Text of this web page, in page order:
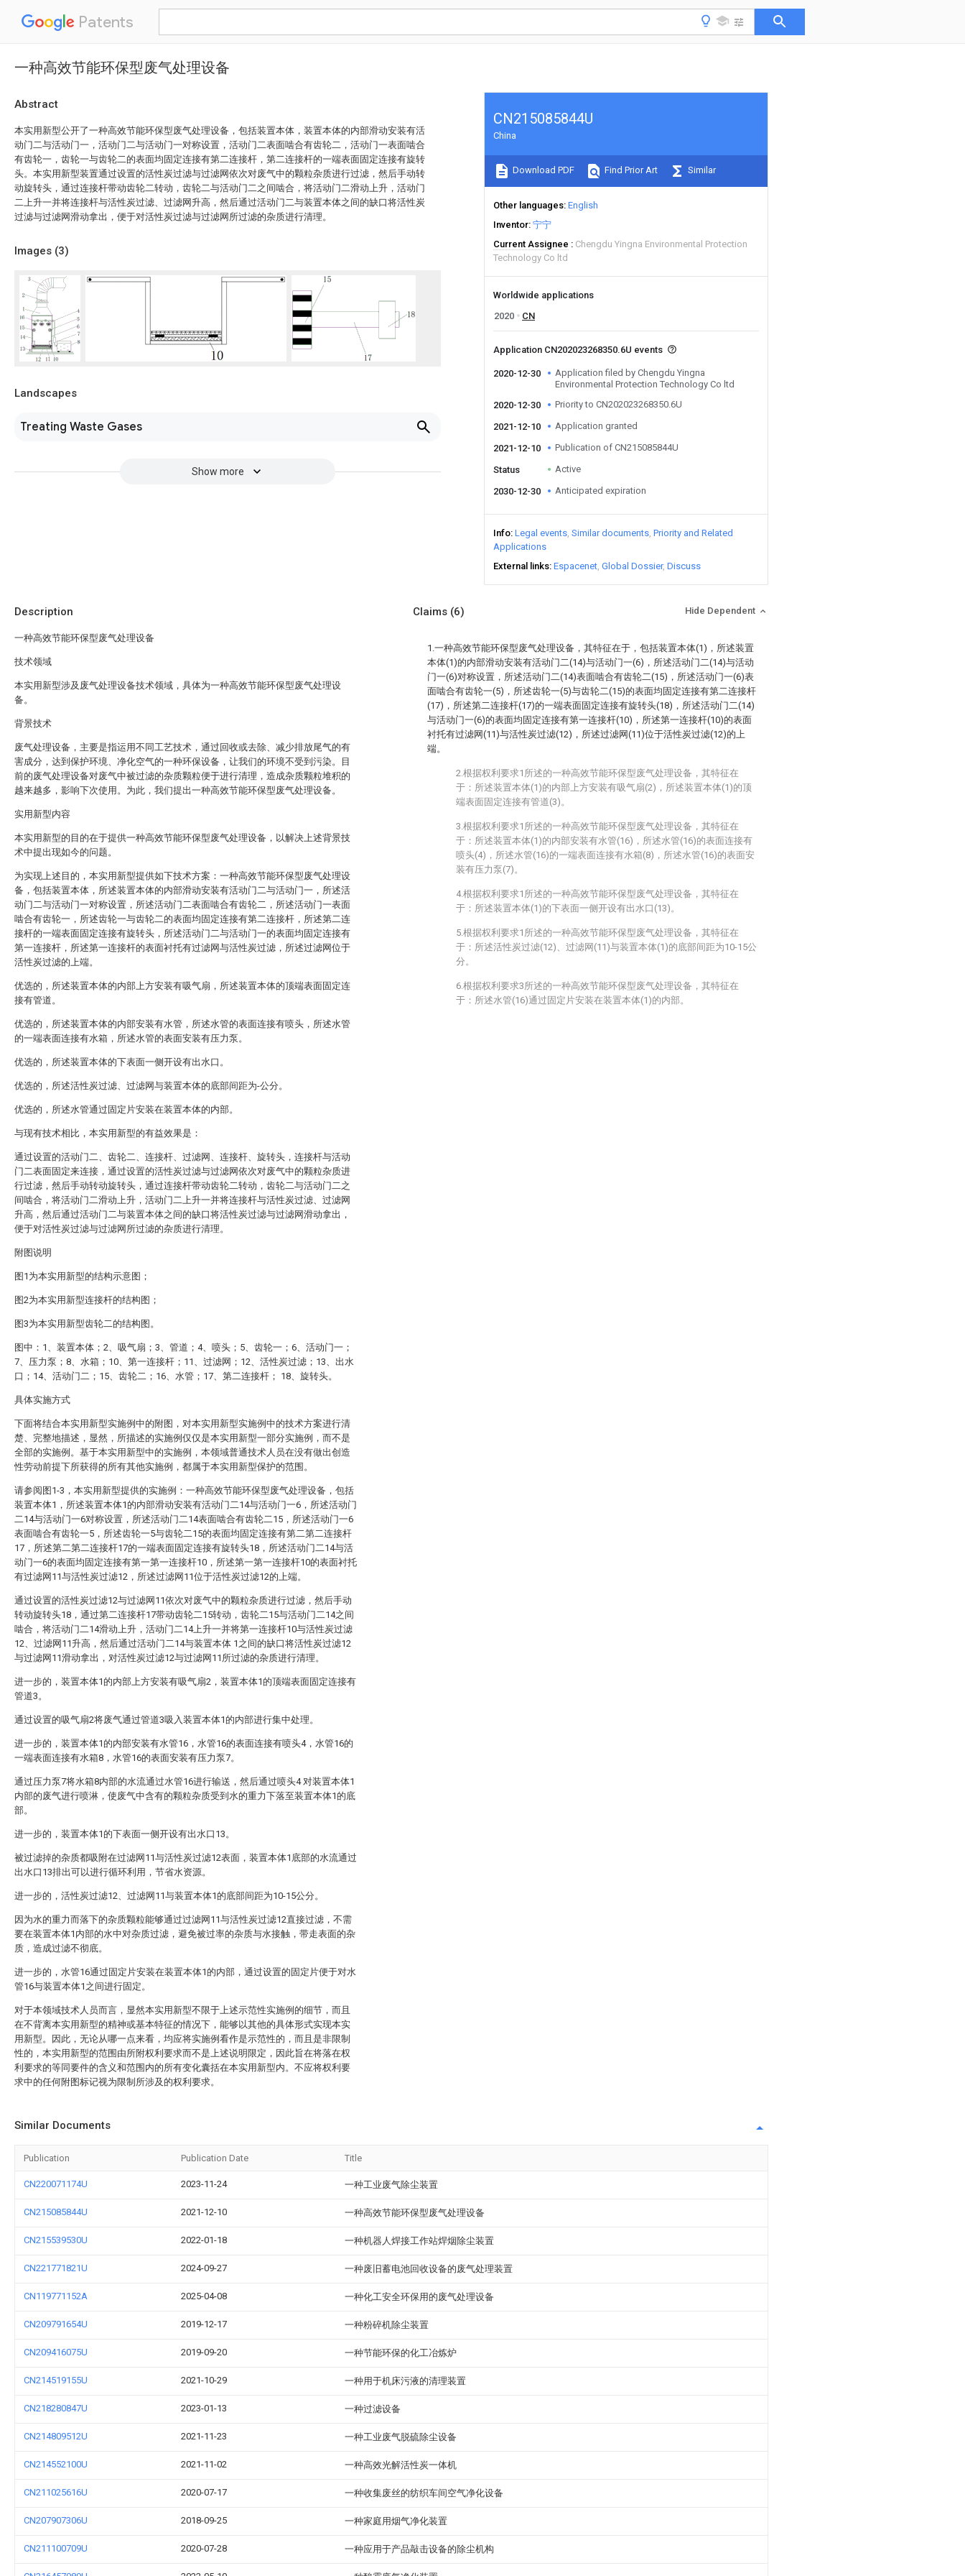
Patents
一种高效节能环保型废气处理设备
Abstract
本实用新型公开了一种高效节能环保型废气处理设备，包括装置本体，装置本体的内部滑动安装有活
动门二与活动门一，活动门二与活动门一对称设置，活动门二表面啮合有齿轮二，活动门一表面啮合
有齿轮一，齿轮一与齿轮二的表面均固定连接有第二连接杆，第二连接杆的一端表面固定连接有旋转
头。本实用新型装置通过设置的活性炭过滤与过滤网依次对废气中的颗粒杂质进行过滤，然后手动转
动旋转头，通过连接杆带动齿轮二转动，齿轮二与活动门二之间啮合，将活动门二滑动上升，活动门
二上升一并将连接杆与活性炭过滤、过滤网升高，然后通过活动门二与装置本体之间的缺口将活性炭
过滤与过滤网滑动拿出，便于对活性炭过滤与过滤网所过滤的杂质进行清理。
Images (3)
Landscapes
Treating Waste Gases
Show more
CN215085844U
China
Download PDF Find Prior Art Similar
Other languages English
Inventor 宁宁
Current Assignee
Chengdu Yingna Environmental Protection
Technology Co ltd
Worldwide applications
2020
CN
Application CN202023268350.6U events
2020-12-30
Application filed by Chengdu Yingna
Environmental Protection Technology Co ltd
2020-12-30
Priority to CN202023268350.6U
2021-12-10 Application granted
2021-12-10 Publication of CN215085844U
Status Active
2030-12-30 Anticipated expiration
Info Legal events Similar documents Priority and Related
Applications
External links Espacenet Global Dossier Discuss
Description
一种高效节能环保型废气处理设备
技术领域
本实用新型涉及废气处理设备技术领域，具体为一种高效节能环保型废气处理设
备。
背景技术
废气处理设备，主要是指运用不同工艺技术，通过回收或去除、减少排放尾气的有
害成分，达到保护环境、净化空气的一种环保设备，让我们的环境不受到污染。目
前的废气处理设备对废气中被过滤的杂质颗粒便于进行清理，造成杂质颗粒堆积的
越来越多，影响下次使用。为此，我们提出一种高效节能环保型废气处理设备。
实用新型内容
本实用新型的目的在于提供一种高效节能环保型废气处理设备，以解决上述背景技
术中提出现如今的问题。
为实现上述目的，本实用新型提供如下技术方案：一种高效节能环保型废气处理设
备，包括装置本体，所述装置本体的内部滑动安装有活动门二与活动门一，所述活
动门二与活动门一对称设置，所述活动门二表面啮合有齿轮二，所述活动门一表面
啮合有齿轮一，所述齿轮一与齿轮二的表面均固定连接有第二连接杆，所述第二连
接杆的一端表面固定连接有旋转头，所述活动门二与活动门一的表面均固定连接有
第一连接杆，所述第一连接杆的表面衬托有过滤网与活性炭过滤，所述过滤网位于
活性炭过滤的上端。
优选的，所述装置本体的内部上方安装有吸气扇，所述装置本体的顶端表面固定连
接有管道。
优选的，所述装置本体的内部安装有水管，所述水管的表面连接有喷头，所述水管
的一端表面连接有水箱，所述水管的表面安装有压力泵。
优选的，所述装置本体的下表面一侧开设有出水口。
优选的，所述活性炭过滤、过滤网与装置本体的底部间距为-公分。
优选的，所述水管通过固定片安装在装置本体的内部。
与现有技术相比，本实用新型的有益效果是：
通过设置的活动门二、齿轮二、连接杆、过滤网、连接杆、旋转头，连接杆与活动
门二表面固定来连接，通过设置的活性炭过滤与过滤网依次对废气中的颗粒杂质进
行过滤，然后手动转动旋转头，通过连接杆带动齿轮二转动，齿轮二与活动门二之
间啮合，将活动门二滑动上升，活动门二上升一并将连接杆与活性炭过滤、过滤网
升高，然后通过活动门二与装置本体之间的缺口将活性炭过滤与过滤网滑动拿出，
便于对活性炭过滤与过滤网所过滤的杂质进行清理。
附图说明
图1为本实用新型的结构示意图；
图2为本实用新型连接杆的结构图；
图3为本实用新型齿轮二的结构图。
图中：1、装置本体；2、吸气扇；3、管道；4、喷头；5、齿轮一；6、活动门一；
7、压力泵；8、水箱；10、第一连接杆；11、过滤网；12、活性炭过滤；13、出水
口；14、活动门二；15、齿轮二；16、水管；17、第二连接杆； 18、旋转头。
具体实施方式
下面将结合本实用新型实施例中的附图，对本实用新型实施例中的技术方案进行清
楚、完整地描述，显然，所描述的实施例仅仅是本实用新型一部分实施例，而不是
全部的实施例。基于本实用新型中的实施例，本领域普通技术人员在没有做出创造
性劳动前提下所获得的所有其他实施例，都属于本实用新型保护的范围。
请参阅图1-3，本实用新型提供的实施例：一种高效节能环保型废气处理设备，包括
装置本体1，所述装置本体1的内部滑动安装有活动门二14与活动门一6，所述活动门
二14与活动门一6对称设置，所述活动门二14表面啮合有齿轮二15，所述活动门一6
表面啮合有齿轮一5，所述齿轮一5与齿轮二15的表面均固定连接有第二第二连接杆
17，所述第二第二连接杆17的一端表面固定连接有旋转头18，所述活动门二14与活
动门一6的表面均固定连接有第一第一连接杆10，所述第一第一连接杆10的表面衬托
有过滤网11与活性炭过滤12，所述过滤网11位于活性炭过滤12的上端。
通过设置的活性炭过滤12与过滤网11依次对废气中的颗粒杂质进行过滤，然后手动
转动旋转头18，通过第二连接杆17带动齿轮二15转动，齿轮二15与活动门二14之间
啮合，将活动门二14滑动上升，活动门二14上升一并将第一连接杆10与活性炭过滤
12、过滤网11升高，然后通过活动门二14与装置本体 1之间的缺口将活性炭过滤12
与过滤网11滑动拿出，对活性炭过滤12与过滤网11所过滤的杂质进行清理。
进一步的，装置本体1的内部上方安装有吸气扇2，装置本体1的顶端表面固定连接有
管道3。
通过设置的吸气扇2将废气通过管道3吸入装置本体1的内部进行集中处理。
进一步的，装置本体1的内部安装有水管16，水管16的表面连接有喷头4，水管16的
一端表面连接有水箱8，水管16的表面安装有压力泵7。
通过压力泵7将水箱8内部的水流通过水管16进行输送，然后通过喷头4 对装置本体1
内部的废气进行喷淋，使废气中含有的颗粒杂质受到水的重力下落至装置本体1的底
部。
进一步的，装置本体1的下表面一侧开设有出水口13。
被过滤掉的杂质都吸附在过滤网11与活性炭过滤12表面，装置本体1底部的水流通过
出水口13排出可以进行循环利用，节省水资源。
进一步的，活性炭过滤12、过滤网11与装置本体1的底部间距为10-15公分。
因为水的重力而落下的杂质颗粒能够通过过滤网11与活性炭过滤12直接过滤，不需
要在装置本体1内部的水中对杂质过滤，避免被过率的杂质与水接触，带走表面的杂
质，造成过滤不彻底。
进一步的，水管16通过固定片安装在装置本体1的内部，通过设置的固定片便于对水
管16与装置本体1之间进行固定。
对于本领域技术人员而言，显然本实用新型不限于上述示范性实施例的细节，而且
在不背离本实用新型的精神或基本特征的情况下，能够以其他的具体形式实现本实
用新型。因此，无论从哪一点来看，均应将实施例看作是示范性的，而且是非限制
性的，本实用新型的范围由所附权利要求而不是上述说明限定，因此旨在将落在权
利要求的等同要件的含义和范围内的所有变化囊括在本实用新型内。不应将权利要
求中的任何附图标记视为限制所涉及的权利要求。
Claims (6) Hide Dependent
1.一种高效节能环保型废气处理设备，其特征在于，包括装置本体(1)，所述装置
本体(1)的内部滑动安装有活动门二(14)与活动门一(6)，所述活动门二(14)与活动
门一(6)对称设置，所述活动门二(14)表面啮合有齿轮二(15)，所述活动门一(6)表
面啮合有齿轮一(5)，所述齿轮一(5)与齿轮二(15)的表面均固定连接有第二连接杆
(17)，所述第二连接杆(17)的一端表面固定连接有旋转头(18)，所述活动门二(14)
与活动门一(6)的表面均固定连接有第一连接杆(10)，所述第一连接杆(10)的表面
衬托有过滤网(11)与活性炭过滤(12)，所述过滤网(11)位于活性炭过滤(12)的上
端。
2.根据权利要求1所述的一种高效节能环保型废气处理设备，其特征在
于：所述装置本体(1)的内部上方安装有吸气扇(2)，所述装置本体(1)的顶
端表面固定连接有管道(3)。
3.根据权利要求1所述的一种高效节能环保型废气处理设备，其特征在
于：所述装置本体(1)的内部安装有水管(16)，所述水管(16)的表面连接有
喷头(4)，所述水管(16)的一端表面连接有水箱(8)，所述水管(16)的表面安
装有压力泵(7)。
4.根据权利要求1所述的一种高效节能环保型废气处理设备，其特征在
于：所述装置本体(1)的下表面一侧开设有出水口(13)。
5.根据权利要求1所述的一种高效节能环保型废气处理设备，其特征在
于：所述活性炭过滤(12)、过滤网(11)与装置本体(1)的底部间距为10-15公
分。
6.根据权利要求3所述的一种高效节能环保型废气处理设备，其特征在
于：所述水管(16)通过固定片安装在装置本体(1)的内部。
Similar Documents
Publication Publication Date Title
CN220071174U 2023-11-24 一种工业废气除尘装置
CN215085844U 2021-12-10 一种高效节能环保型废气处理设备
CN215539530U 2022-01-18 一种机器人焊接工作站焊烟除尘装置
CN221771821U 2024-09-27 一种废旧蓄电池回收设备的废气处理装置
CN119771152A 2025-04-08 一种化工安全环保用的废气处理设备
CN209791654U 2019-12-17 一种粉碎机除尘装置
CN209416075U 2019-09-20 一种节能环保的化工冶炼炉
CN214519155U 2021-10-29 一种用于机床污液的清理装置
CN218280847U 2023-01-13 一种过滤设备
CN214809512U 2021-11-23 一种工业废气脱硫除尘设备
CN214552100U 2021-11-02 一种高效光解活性炭一体机
CN211025616U 2020-07-17 一种收集废丝的纺织车间空气净化设备
CN207907306U 2018-09-25 一种家庭用烟气净化装置
CN211100709U 2020-07-28 一种应用于产品敲击设备的除尘机构